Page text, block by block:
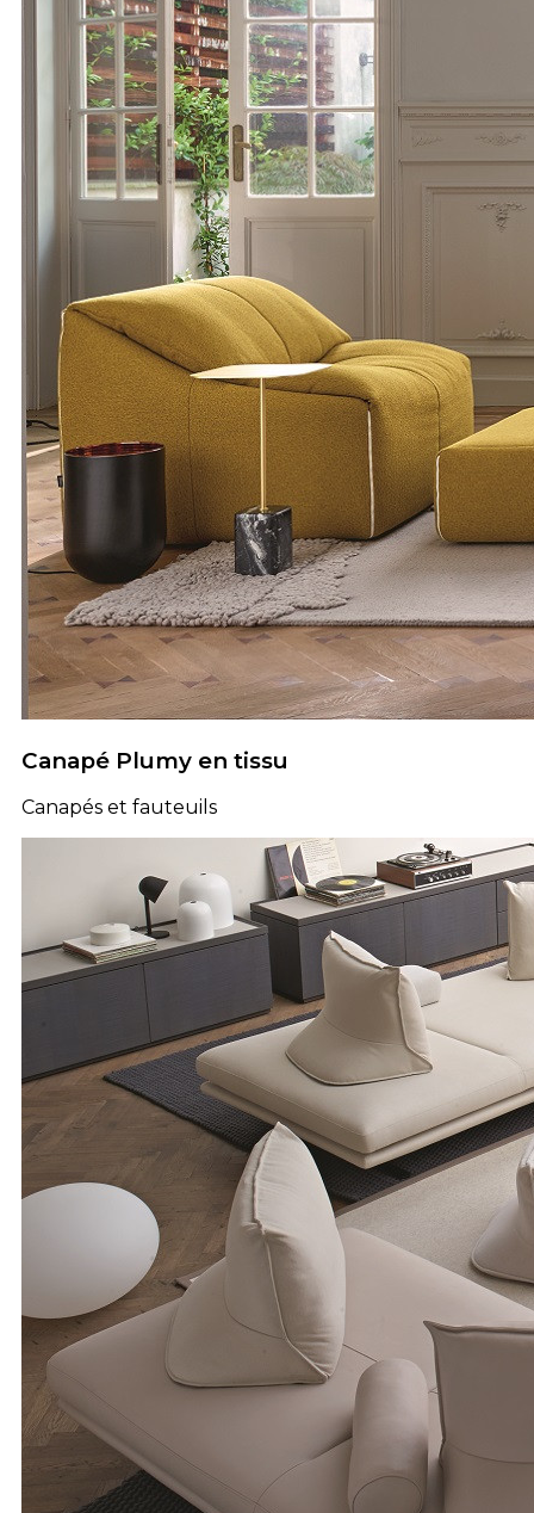
Canapé Plumy en tissu
Canapés et fauteuils